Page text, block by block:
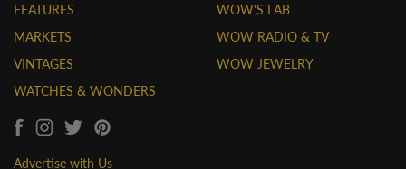
FEATURES
MARKETS
VINTAGES
WATCHES & WONDERS
WOW'S LAB
WOW RADIO & TV
WOW JEWELRY
Advertise with Us